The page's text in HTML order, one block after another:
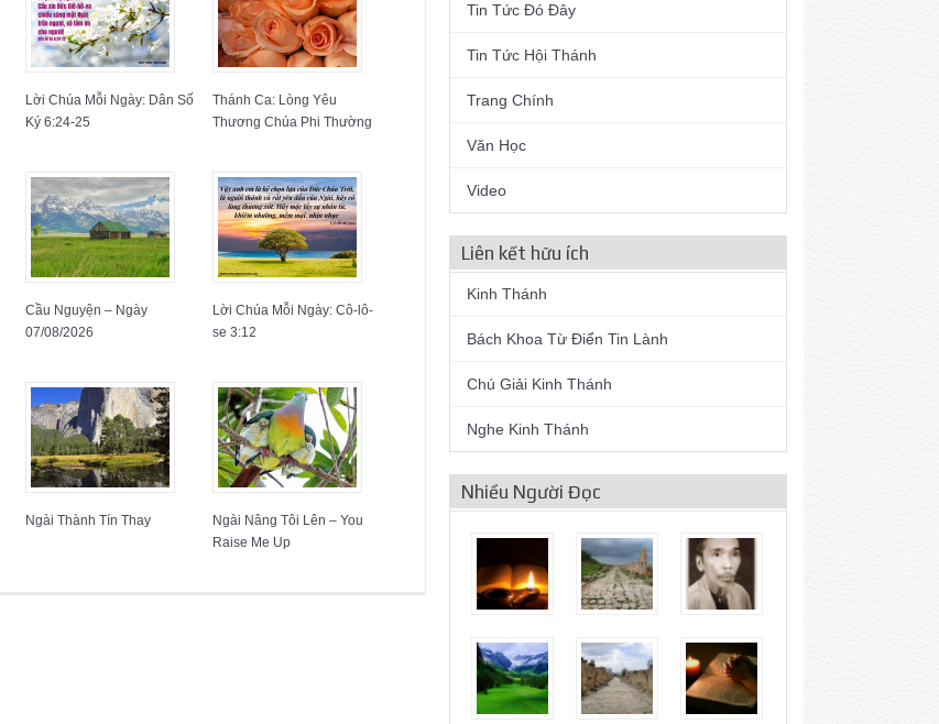
Lời Chúa Mỗi Ngày: Dân Số
Ký 6:24-25
Thánh Ca: Lòng Yêu
Thương Chúa Phi Thường
Cầu Nguyện – Ngày
07/08/2026
Lời Chúa Mỗi Ngày: Cô-lô-
se 3:12
Ngài Thành Tín Thay
Ngài Nâng Tôi Lên – You
Raise Me Up
Tin Tức Đó Đây
Tin Tức Hội Thánh
Trang Chính
Văn Học
Video
Liên kết hữu ích
Kinh Thánh
Bách Khoa Từ Điển Tin Lành
Chú Giải Kinh Thánh
Nghe Kinh Thánh
Nhiều Người Đọc